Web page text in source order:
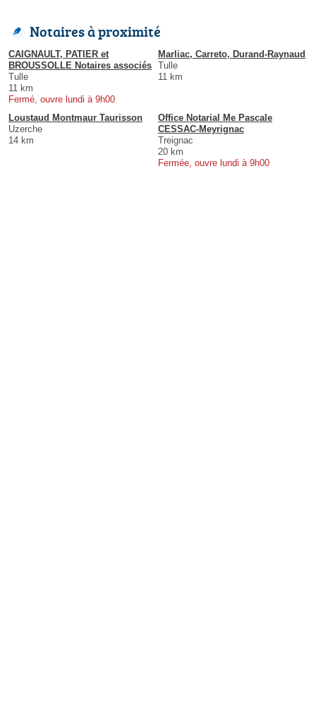
Notaires à proximité
CAIGNAULT, PATIER et
BROUSSOLLE Notaires associés
Tulle
11 km
Fermé, ouvre lundi à 9h00
Marliac, Carreto, Durand-Raynaud
Tulle
11 km
Loustaud Montmaur Taurisson
Uzerche
14 km
Office Notarial Me Pascale
CESSAC-Meyrignac
Treignac
20 km
Fermée, ouvre lundi à 9h00